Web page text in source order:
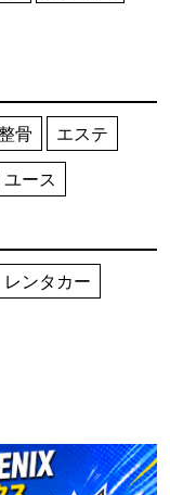
骨
エステ
ユース
レンタカー